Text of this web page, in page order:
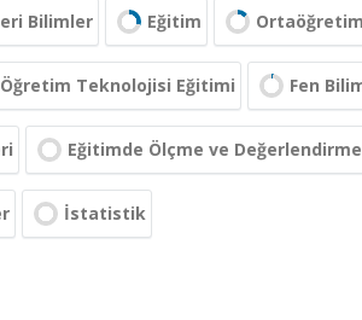
Bilimler Eğitim
Teknolojisi Eğitimi Fen
Eğitimde Ölçme ve Değerlendirme
İstatistik